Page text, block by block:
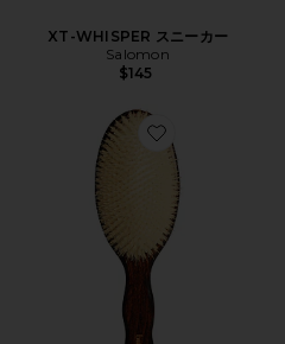
XT-WHISPER スニーカー
Salomon
$145
Favorite THE